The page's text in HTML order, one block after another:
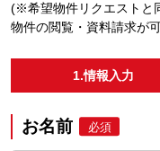
(※希望物件リクエストと
物件の閲覧・資料請求が
1.情報入力
お名前 必須